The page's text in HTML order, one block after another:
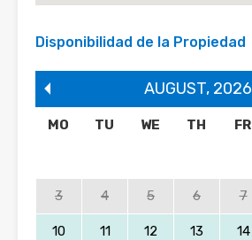
Disponibilidad de la Propiedad
AUGUST, 2026
MO TU WE TH FR
3 4 5 6 7
10 11 12 13 14